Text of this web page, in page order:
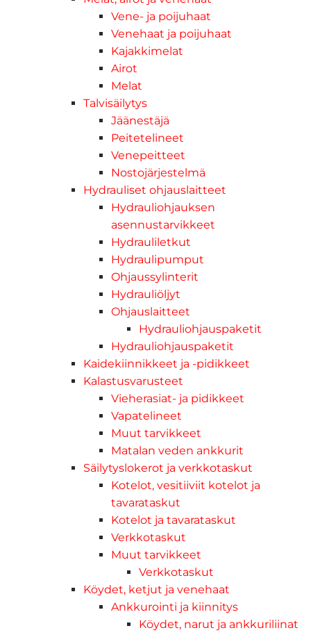
Vene- ja poijuhaat
Venehaat ja poijuhaat
Kajakkimelat
Airot
Melat
Talvisäilytys
Jäänestäjä
Peitetelineet
Venepeitteet
Nostojärjestelmä
Hydrauliset ohjauslaitteet
Hydrauliohjauksen
asennustarvikkeet
Hydrauliletkut
Hydraulipumput
Ohjaussylinterit
Hydrauliöljyt
Ohjauslaitteet
Hydrauliohjauspaketit
Hydrauliohjauspaketit
Kaidekiinnikkeet ja -pidikkeet
Kalastusvarusteet
Vieherasiat- ja pidikkeet
Vapatelineet
Muut tarvikkeet
Matalan veden ankkurit
Säilytyslokerot ja verkkotaskut
Kotelot, vesitiiviit kotelot ja
tavarataskut
Kotelot ja tavarataskut
Verkkotaskut
Muut tarvikkeet
Verkkotaskut
Köydet, ketjut ja venehaat
Ankkurointi ja kiinnitys
Köydet, narut ja ankkuriliinat